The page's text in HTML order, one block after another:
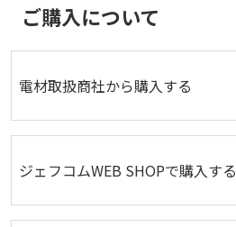
ご購入について
電材取扱商社から購入する
ジェフコムWEB SHOPで購入する